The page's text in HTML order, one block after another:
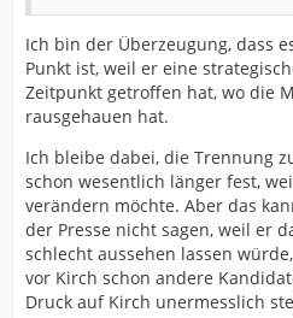
Ich bin der Überzeugung, dass
Punkt ist, weil er eine
Zeitpunkt getroffen hat, wo die
rausgehauen hat.
Ich bleibe dabei, die Trennung
schon wesentlich länger fest,
verändern möchte. Aber das
der Presse nicht sagen, weil er
schlecht aussehen lassen
vor Kirch schon andere
Druck auf Kirch unermesslich